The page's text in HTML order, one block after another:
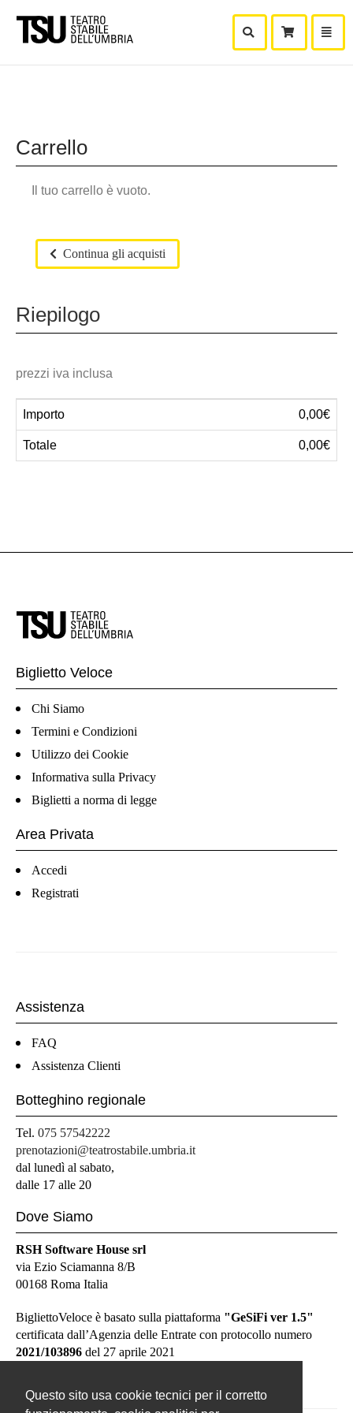
Questo sito usa cookie tecnici per il corretto
Mostra Ricerca
Carrello
Il tuo carrello è vuoto.
Continua gli acquisti
Riepilogo
prezzi iva inclusa
Importo 0,00€
Totale 0,00€
Biglietto Veloce
Chi Siamo
Termini e Condizioni
Utilizzo dei Cookie
Informativa sulla Privacy
Biglietti a norma di legge
Area Privata
Accedi
Registrati
Assistenza
FAQ
Assistenza Clienti
Botteghino regionale
Tel. 075 57542222
prenotazioni@teatrostabile.umbria.it
dal lunedì al sabato,
dalle 17 alle 20
Dove Siamo
RSH Software House srl
via Ezio Sciamanna 8/B
00168 Roma Italia
BigliettoVeloce è basato sulla piattaforma "GeSiFi ver 1.5"
certificata dall’Agenzia delle Entrate con protocollo numero
2021/103896 del 27 aprile 2021